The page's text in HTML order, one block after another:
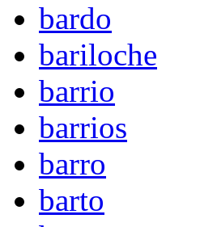
bardo
bariloche
barrio
barrios
barro
barto